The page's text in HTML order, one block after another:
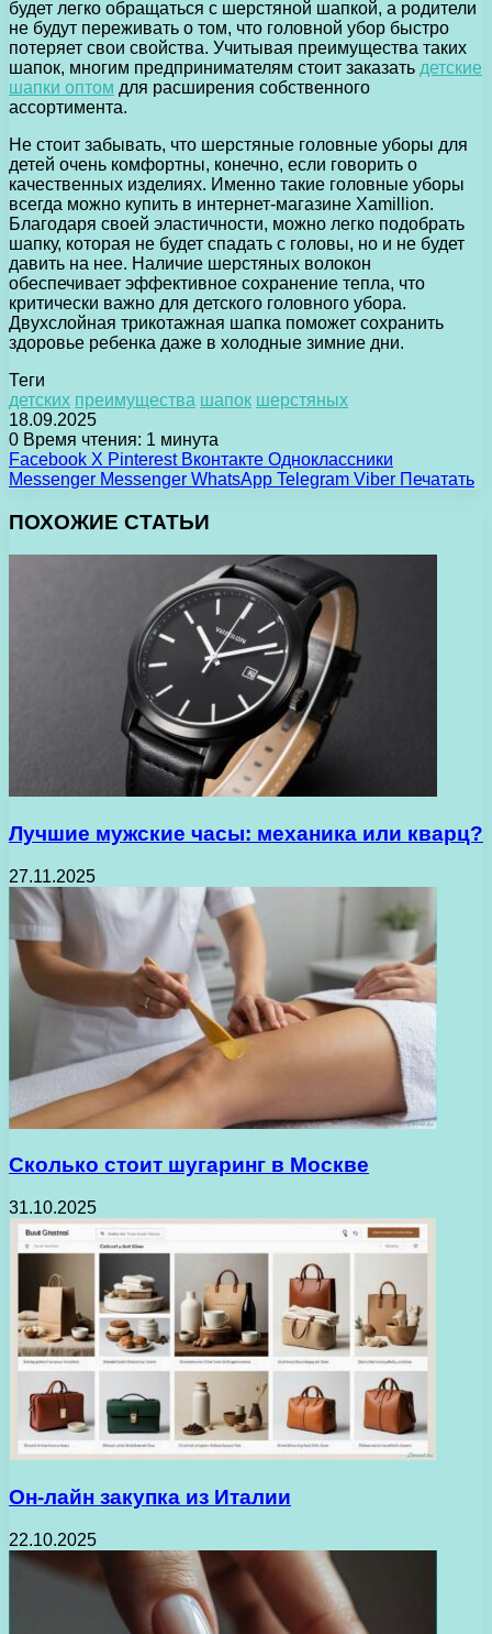
будет легко обращаться с шерстяной шапкой, а родители
не будут переживать о том, что головной убор быстро
потеряет свои свойства. Учитывая преимущества таких
шапок, многим предпринимателям стоит заказать детские
шапки оптом для расширения собственного
ассортимента.
Не стоит забывать, что шерстяные головные уборы для
детей очень комфортны, конечно, если говорить о
качественных изделиях. Именно такие головные уборы
всегда можно купить в интернет-магазине Xamillion.
Благодаря своей эластичности, можно легко подобрать
шапку, которая не будет спадать с головы, но и не будет
давить на нее. Наличие шерстяных волокон
обеспечивает эффективное сохранение тепла, что
критически важно для детского головного убора.
Двухслойная трикотажная шапка поможет сохранить
здоровье ребенка даже в холодные зимние дни.
Теги
детских преимущества шапок шерстяных
18.09.2025
0 Время чтения: 1 минута
Facebook X Pinterest Вконтакте Одноклассники
Messenger Messenger WhatsApp Telegram Viber Печатать
ПОХОЖИЕ СТАТЬИ
Лучшие мужские часы: механика или кварц?
27.11.2025
Сколько стоит шугаринг в Москве
31.10.2025
Он-лайн закупка из Италии
22.10.2025